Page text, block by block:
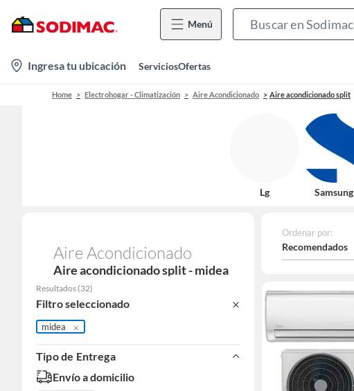
Menú
location-
icon
Ingresa tu ubicación ServiciosOfertas
Home Electrohogar - Climatización Aire Acondicionado Aire acondicionado split
Lg Samsung
Aire Acondicionado
Aire acondicionado split - midea
Resultados (32)
Filtro seleccionado
midea
Tipo de Entrega
Envío a domicilio
Ordenar por:
Recomendados